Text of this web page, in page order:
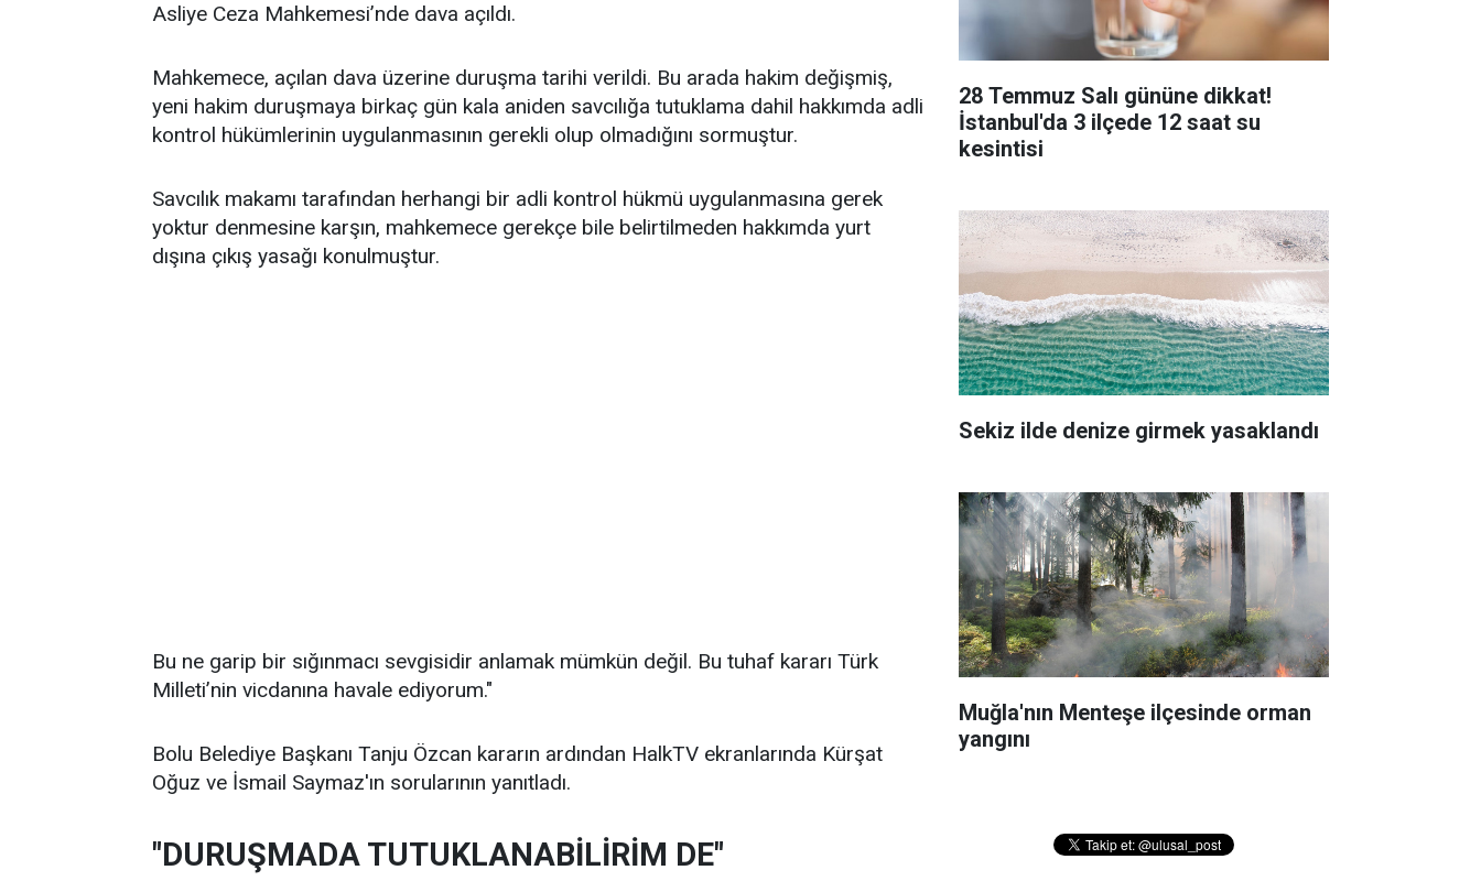
Asliye Ceza Mahkemesi’nde dava açıldı.
Mahkemece, açılan dava üzerine duruşma tarihi verildi. Bu arada hakim değişmiş,
yeni hakim duruşmaya birkaç gün kala aniden savcılığa tutuklama dahil hakkımda adli
kontrol hükümlerinin uygulanmasının gerekli olup olmadığını sormuştur.
Savcılık makamı tarafından herhangi bir adli kontrol hükmü uygulanmasına gerek
yoktur denmesine karşın, mahkemece gerekçe bile belirtilmeden hakkımda yurt
dışına çıkış yasağı konulmuştur.
Bu ne garip bir sığınmacı sevgisidir anlamak mümkün değil. Bu tuhaf kararı Türk
Milleti’nin vicdanına havale ediyorum."
Bolu Belediye Başkanı Tanju Özcan kararın ardından HalkTV ekranlarında Kürşat
Oğuz ve İsmail Saymaz'ın sorularının yanıtladı.
"DURUŞMADA TUTUKLANABİLİRİM DE"
28 Temmuz Salı gününe dikkat!
İstanbul'da 3 ilçede 12 saat su
kesintisi
Sekiz ilde denize girmek yasaklandı
Muğla'nın Menteşe ilçesinde orman
yangını